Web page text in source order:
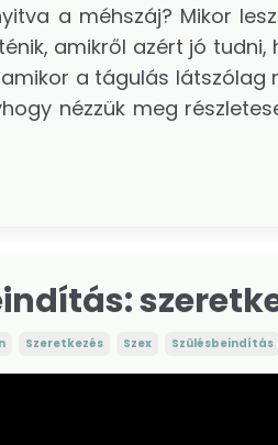
a méhszáj? Mikor
amikről azért jó
amikor a tágulás
nézzük meg
Szeretkezés Szex Szülésbeindítás